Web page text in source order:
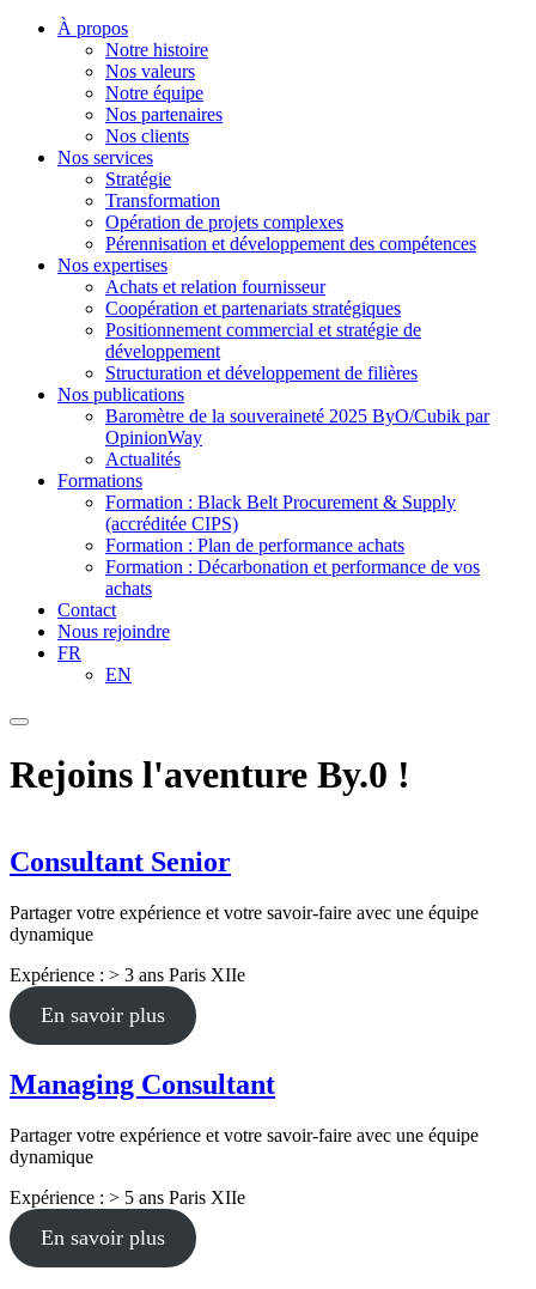
À propos
Notre histoire
Nos valeurs
Notre équipe
Nos partenaires
Nos clients
Nos services
Stratégie
Transformation
Opération de projets complexes
Pérennisation et développement des compétences
Nos expertises
Achats et relation fournisseur
Coopération et partenariats stratégiques
Positionnement commercial et stratégie de
développement
Structuration et développement de filières
Nos publications
Baromètre de la souveraineté 2025 ByO/Cubik par
OpinionWay
Actualités
Formations
Formation : Black Belt Procurement & Supply
(accréditée CIPS)
Formation : Plan de performance achats
Formation : Décarbonation et performance de vos
achats
Contact
Nous rejoindre
FR
EN
Rejoins l'aventure By.0 !
Consultant Senior
Partager votre expérience et votre savoir-faire avec une équipe
dynamique
Expérience : > 3 ans Paris XIIe
En savoir plus
Managing Consultant
Partager votre expérience et votre savoir-faire avec une équipe
dynamique
Expérience : > 5 ans Paris XIIe
En savoir plus